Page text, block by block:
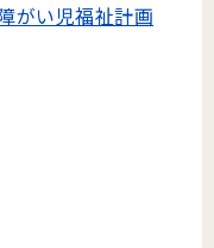
がい児福祉計画